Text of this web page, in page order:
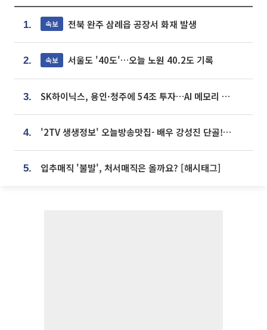
1. 속보 전북 완주 삼례읍 공장서 화재 발생
2. 속보 서울도 '40도'…오늘 노원 40.2도 기록
3. SK하이닉스, 용인·청주에 54조 투자…AI 메모리 생산기지 키운다
4. '2TV 생생정보' 오늘방송맛집- 배우 강성진 단골! 쌀국수ㆍ푸팟퐁 커리 맛집 '블○○○'
5. 입추매직 '불발', 처서매직은 올까요? [해시태그]